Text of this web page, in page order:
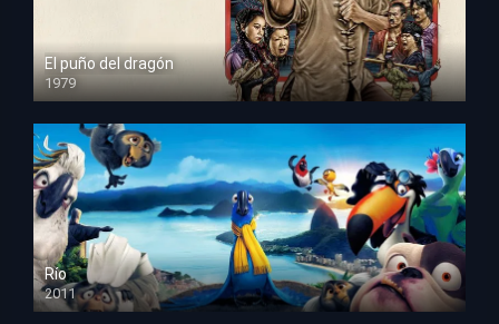
El puño del dragón
1979
HD 1080p
Río
2011
HD 1080p